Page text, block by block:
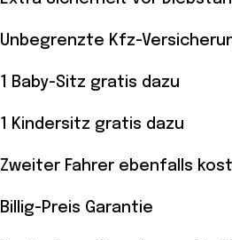
Unbegrenzte Kfz-
1 Baby-Sitz gratis dazu
1 Kindersitz gratis dazu
Zweiter Fahrer ebenfalls
Billig-Preis Garantie